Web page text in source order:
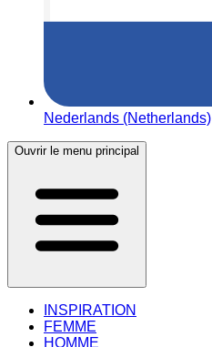
Nederlands (Netherlands)
Ouvrir le menu principal
INSPIRATION
FEMME
HOMME